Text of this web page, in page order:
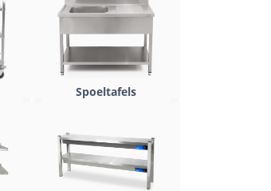
Spoeltafels